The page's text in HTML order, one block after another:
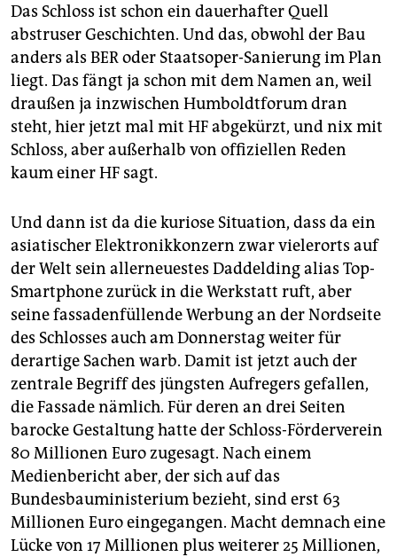
abo
genossenschaft
epaper login
Das Schloss ist schon ein dauerhafter Quell
abstruser Geschichten. Und das, obwohl der Bau
anders als BER oder Staatsoper-Sanierung im Plan
liegt. Das fängt ja schon mit dem Namen an, weil
draußen ja inzwischen Humboldtforum dran
steht, hier jetzt mal mit HF abgekürzt, und nix mit
Schloss, aber außerhalb von offiziellen Reden
kaum einer HF sagt.
Und dann ist da die kuriose Situation, dass da ein
asiatischer Elektronikkonzern zwar vielerorts auf
der Welt sein allerneuestes Daddelding alias Top-
Smartphone zurück in die Werkstatt ruft, aber
seine fassadenfüllende Werbung an der Nordseite
des Schlosses auch am Donnerstag weiter für
derartige Sachen warb. Damit ist jetzt auch der
zentrale Begriff des jüngsten Aufregers gefallen,
die Fassade nämlich. Für deren an drei Seiten
barocke Gestaltung hatte der Schloss-Förderverein
80 Millionen Euro zugesagt. Nach einem
Medienbericht aber, der sich auf das
Bundesbauministerium bezieht, sind erst 63
Millionen Euro eingegangen. Macht demnach eine
Lücke von 17 Millionen plus weiterer 25 Millionen,